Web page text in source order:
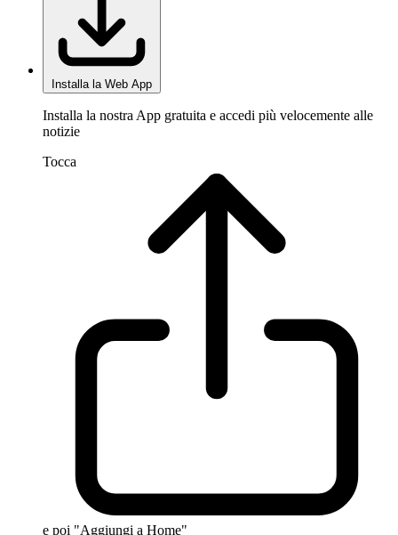
Installa la Web App
Installa la nostra App gratuita e accedi più velocemente alle
notizie
Tocca
e poi "Aggiungi a Home"